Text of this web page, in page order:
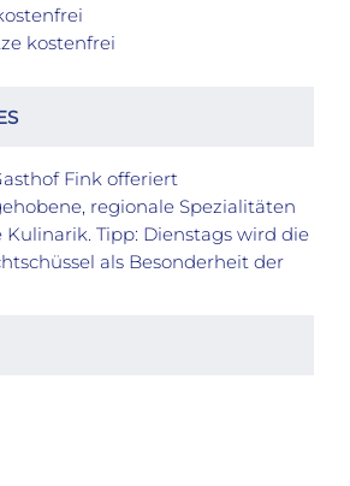
kostenfrei
Fink offeriert
regionale Spezialitäten
Kulinarik. Tipp: Dienstags wird die
als Besonderheit der